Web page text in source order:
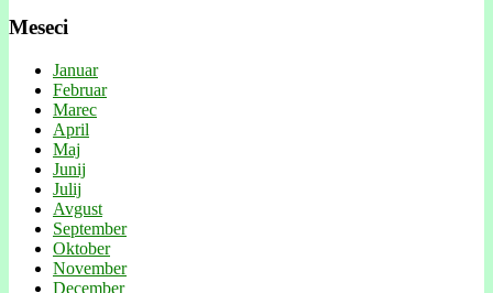
Meseci
Januar
Februar
Marec
April
Maj
Junij
Julij
Avgust
September
Oktober
November
December